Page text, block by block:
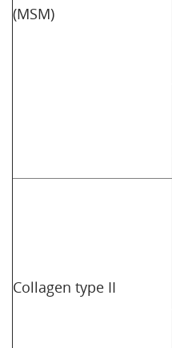
(MSM)
Collagen type II